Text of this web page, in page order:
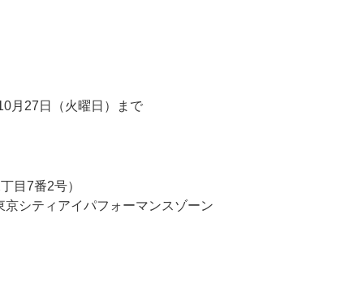
月27日（火曜日）まで
目7番2号）
シティアイパフォーマンスゾーン